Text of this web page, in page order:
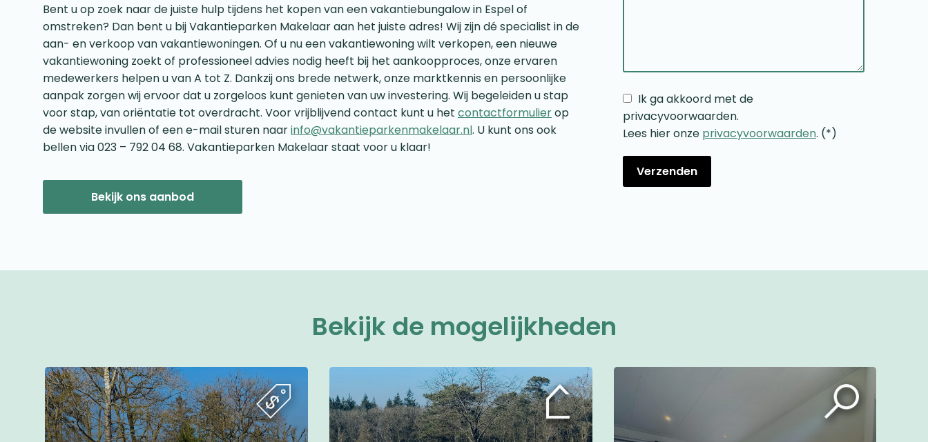
Bent u op zoek naar de juiste hulp tijdens het kopen van een vakantiebungalow in Espel of
omstreken? Dan bent u bij Vakantieparken Makelaar aan het juiste adres! Wij zijn dé specialist in de
aan- en verkoop van vakantiewoningen. Of u nu een vakantiewoning wilt verkopen, een nieuwe
vakantiewoning zoekt of professioneel advies nodig heeft bij het aankoopproces, onze ervaren
medewerkers helpen u van A tot Z. Dankzij ons brede netwerk, onze marktkennis en persoonlijke
aanpak zorgen wij ervoor dat u zorgeloos kunt genieten van uw investering. Wij begeleiden u stap
voor stap, van oriëntatie tot overdracht. Voor vrijblijvend contact kunt u het contactformulierop
de website invullen of een e-mail sturen naarinfo@vakantieparkenmakelaar.nl. U kunt ons ook
bellen via 023 – 792 04 68. Vakantieparken Makelaar staat voor u klaar!
Bekijk ons aanbod
Ik ga akkoord met de
privacyvoorwaarden.
Lees hier onze privacyvoorwaarden. (*)
Bekijk de mogelijkheden